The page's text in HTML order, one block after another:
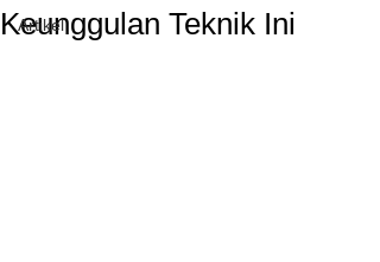
Artikel
Keunggulan Teknik Ini